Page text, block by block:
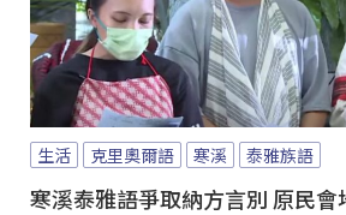
生活 克里奧爾語 寒溪 泰雅族語
寒溪泰雅語爭取納方言別 原民會